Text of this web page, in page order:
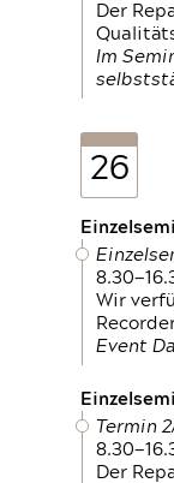
Der
Im
26
Wir
Event
Termin
Der